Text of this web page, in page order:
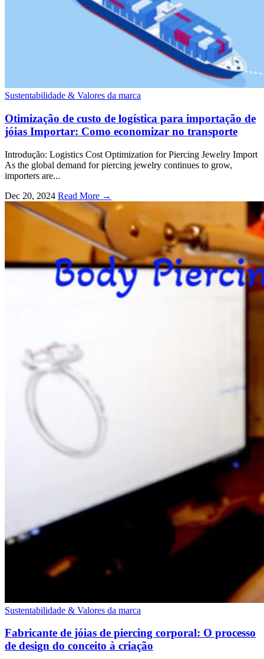
Sustentabilidade & Valores da marca
Otimização de custo de logística para importação de
jóias Importar: Como economizar no transporte
Introdução: Logistics Cost Optimization for Piercing Jewelry Import
As the global demand for piercing jewelry continues to grow,
importers are...
Dec 20, 2024 Read More →
Sustentabilidade & Valores da marca
Fabricante de jóias de piercing corporal: O processo
de design do conceito à criação